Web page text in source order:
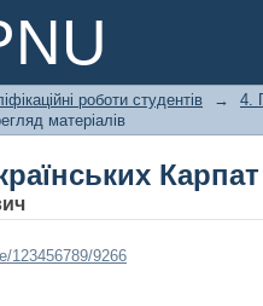
Карпат
роботи студентів →
4.
матеріалів
Карпат
123456789/9266